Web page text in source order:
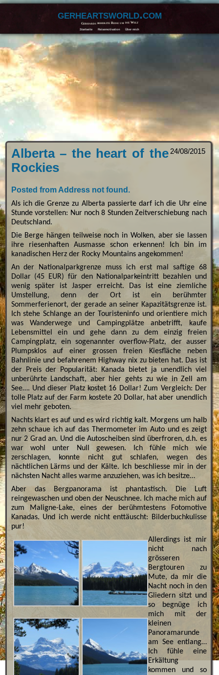
gerheartsworld.com
Gerhards beherzte Reise um die Welt
Startseite Reisemotivation Über mich
24/08/2015
Alberta – the heart of the
Rockies
Posted from Address not found.
Als ich die Grenze zu Alberta passierte darf ich die Uhr eine
Stunde vorstellen: Nur noch 8 Stunden Zeitverschiebung nach
Deutschland.
Die Berge hängen teilweise noch in Wolken, aber sie lassen
ihre riesenhaften Ausmasse schon erkennen! Ich bin im
kanadischen Herz der Rocky Mountains angekommen!
An der Nationalparkgrenze muss ich erst mal saftige 68
Dollar (45 EUR) für den Nationalparkeintritt bezahlen und
wenig später ist Jasper erreicht. Das ist eine ziemliche
Umstellung, denn der Ort ist ein berühmter
Sommerferienort, der gerade an seiner Kapazitätsgrenze ist.
Ich stehe Schlange an der Touristeninfo und orientiere mich
was Wanderwege und Campingplätze anbetrifft, kaufe
Lebensmittel ein und gehe dann zu dem einzig freien
Campingplatz, ein sogenannter overflow-Platz, der ausser
Plumpsklos auf einer grossen freien Kiesfläche neben
Bahnlinie und befahrenem Highway nix zu bieten hat. Das ist
der Preis der Popularität: Kanada bietet ja unendlich viel
unberührte Landschaft, aber hier gehts zu wie in Zell am
See…. Und dieser Platz kostet 16 Dollar! Zum Vergleich: Der
tolle Platz auf der Farm kostete 20 Dollar, hat aber unendlich
viel mehr geboten.
Nachts klart es auf und es wird richtig kalt. Morgens um halb
zehn schaue ich auf das Thermometer im Auto und es zeigt
nur 2 Grad an. Und die Autoscheiben sind überfroren, d.h. es
war wohl unter Null gewesen. Ich fühle mich wie
zerschlagen, konnte nicht gut schlafen, wegen des
nächtlichen Lärms und der Kälte. Ich beschliesse mir in der
nächsten Nacht alles warme anzuziehen, was ich besitze…
Aber das Bergpanorama ist phantastisch. Die Luft
reingewaschen und oben der Neuschnee. Ich mache mich auf
zum Maligne-Lake, eines der berühmtestens Fotomotive
Kanadas. Und ich werde nicht enttäuscht: Bilderbuchkulisse
pur!
Allerdings ist mir
nicht nach
grösseren
Bergtouren zu
Mute, da mir die
Nacht noch in den
Gliedern sitzt und
so begnüge ich
mich mit der
kleinen
Panoramarunde
am See entlang…
Ich fühle eine
Erkältung
kommen und so